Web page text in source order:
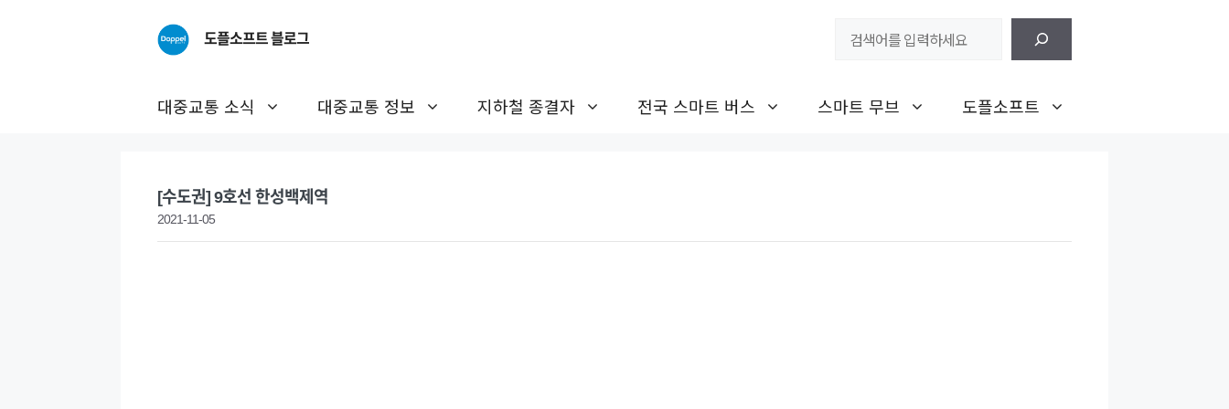
도플소프트 블로그
대중교통 소식 대중교통 정보 지하철 종결자 전국 스마트 버스 스마트 무브 도플소프트
[수도권] 9호선 한성백제역
2021-11-05